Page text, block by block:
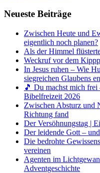
Neueste Beiträge
Zwischen Heute und
eigentlich noch planen?
Als der Himmel
Weckruf vor dem
In Jesus ruhen – Wie
siegreichen Glaubens
🎵 Du machst mich
Bibelfreizeit 2026
Zwischen Absturz und
Richtung fand
Der Versöhnungstag |
Der leidende Gott –
Die bedrohte
vereinen
Agenten im
Adventgeschichte